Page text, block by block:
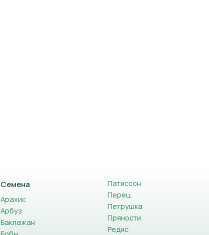
Семена
Арахис
Арбуз
Баклажан
Патиссон
Перец
Петрушка
Пряности
Редис